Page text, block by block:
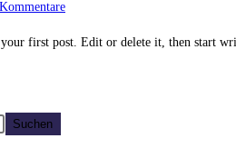
first post. Edit or delete it, then start
Suchen